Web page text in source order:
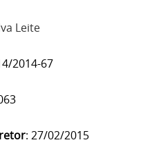
Leite
2014-67
: 27/02/2015